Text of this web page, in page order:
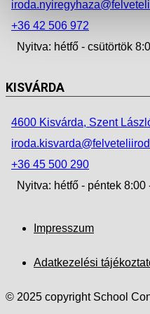
+36 42 506 972
Nyitva: hétfő - csütörtök
KISVÁRDA
4600 Kisvárda, Szent
+36 45 500 290
Nyitva: hétfő - péntek 8:00
Impresszum
Adatkezelési
© 2025 copyright School